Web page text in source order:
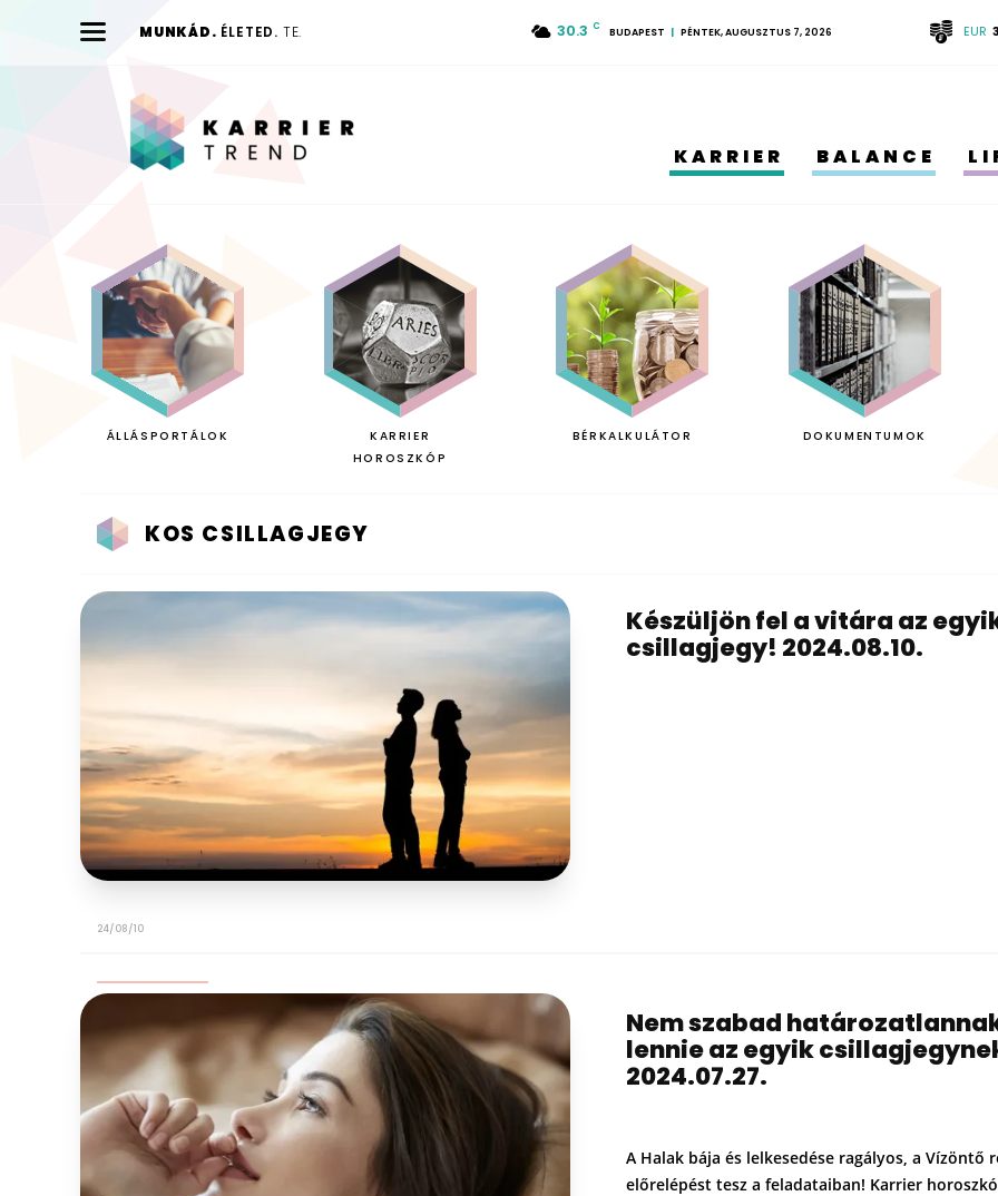
MUNKÁD. ÉLETED. TE. 30.3 C BUDAPEST PÉNTEK, AUGUSZTUS 7, 2026 EUR
KARRIER BALANCE
ÁLLÁSPORTÁLOK
KARRIER
HOROSZKÓP
BÉRKALKULÁTOR DOKUMENTUMOK
KOS CSILLAGJEGY
Készüljön fel a vitára az
csillagjegy! 2024.08.10.
24/08/10
Nem szabad
lennie az egyik
2024.07.27.
A Halak bája és lelkesedése ragályos, a Vízöntő
előrelépést tesz a feladataiban! Karrier